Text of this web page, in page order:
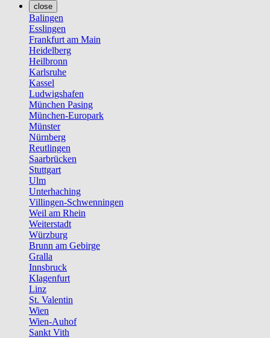
close
Balingen
Esslingen
Frankfurt am Main
Heidelberg
Heilbronn
Karlsruhe
Kassel
Ludwigshafen
München Pasing
München-Europark
Münster
Nürnberg
Reutlingen
Saarbrücken
Stuttgart
Ulm
Unterhaching
Villingen-Schwenningen
Weil am Rhein
Weiterstadt
Würzburg
Brunn am Gebirge
Gralla
Innsbruck
Klagenfurt
Linz
St. Valentin
Wien
Wien-Auhof
Sankt Vith